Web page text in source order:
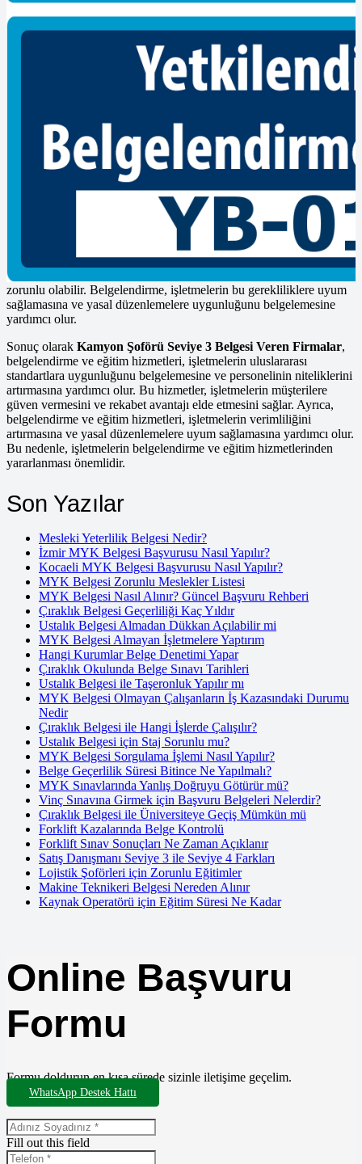
Kamyon Şoförü Seviye 3 Belgesi Veren Firmalar, Belgelendirme
ve eğitim hizmetleri, işletmelerin müşteri memnuniyetini artırmasına
ve müşterilere güven vermesine yardımcı olur. ISO gibi uluslararası
standartlara uygunluğu belgeleyen işletmeler, müşterilere kaliteli
ürün ve hizmetler sunduğunu kanıtlar. Aynı zamanda, belgelendirme
ve eğitim hizmetleri, işletmelerin süreçlerini ve uygulamalarını
Belgelendirme ve eğitim hizmetleri, sadece büyük işletmeler için
değil, KOBİ’ler ve mikro işletmeler için de önemlidir. Küçük
işletmeler, belgelendirme sayesinde rekabet avantajı elde eder ve
büyük kurumsal müşterilere güven verir. Ayrıca, eğitim hizmetleri,
küçük işletmelerin personelinin yetkinliklerini artırarak daha etkin
Bu hizmetler aynı zamanda sektörel düzenlemelere ve yasal
gerekliliklere uyum sağlama konusunda da önemlidir. Belirli
sektörlerde, işletmelerin belirli standartlara uygunluğu yasal olarak
zorunlu olabilir. Belgelendirme, işletmelerin bu gerekliliklere uyum
sağlamasına ve yasal düzenlemelere uygunluğunu belgelemesine
yardımcı olur.
Sonuç olarak Kamyon Şoförü Seviye 3 Belgesi Veren Firmalar,
belgelendirme ve eğitim hizmetleri, işletmelerin uluslararası
standartlara uygunluğunu belgelemesine ve personelinin niteliklerini
artırmasına yardımcı olur. Bu hizmetler, işletmelerin müşterilere
güven vermesini ve rekabet avantajı elde etmesini sağlar. Ayrıca,
belgelendirme ve eğitim hizmetleri, işletmelerin verimliliğini
artırmasına ve yasal düzenlemelere uyum sağlamasına yardımcı olur.
Bu nedenle, işletmelerin belgelendirme ve eğitim hizmetlerinden
yararlanması önemlidir.
Son Yazılar
Mesleki Yeterlilik Belgesi Nedir?
İzmir MYK Belgesi Başvurusu Nasıl Yapılır?
Kocaeli MYK Belgesi Başvurusu Nasıl Yapılır?
MYK Belgesi Zorunlu Meslekler Listesi
MYK Belgesi Nasıl Alınır? Güncel Başvuru Rehberi
Çıraklık Belgesi Geçerliliği Kaç Yıldır
Ustalık Belgesi Almadan Dükkan Açılabilir mi
MYK Belgesi Almayan İşletmelere Yaptırım
Hangi Kurumlar Belge Denetimi Yapar
Çıraklık Okulunda Belge Sınavı Tarihleri
Ustalık Belgesi ile Taşeronluk Yapılır mı
MYK Belgesi Olmayan Çalışanların İş Kazasındaki Durumu
Nedir
Çıraklık Belgesi ile Hangi İşlerde Çalışılır?
Ustalık Belgesi için Staj Sorunlu mu?
MYK Belgesi Sorgulama İşlemi Nasıl Yapılır?
Belge Geçerlilik Süresi Bitince Ne Yapılmalı?
MYK Sınavlarında Yanlış Doğruyu Götürür mü?
Vinç Sınavına Girmek için Başvuru Belgeleri Nelerdir?
Çıraklık Belgesi ile Üniversiteye Geçiş Mümkün mü
Forklift Kazalarında Belge Kontrolü
Forklift Sınav Sonuçları Ne Zaman Açıklanır
Satış Danışmanı Seviye 3 ile Seviye 4 Farkları
Lojistik Şoförleri için Zorunlu Eğitimler
Makine Teknikeri Belgesi Nereden Alınır
Kaynak Operatörü için Eğitim Süresi Ne Kadar
Online Başvuru
Formu
Formu doldurun en kısa sürede sizinle iletişime geçelim.
WhatsApp Destek Hattı
Fill out this field